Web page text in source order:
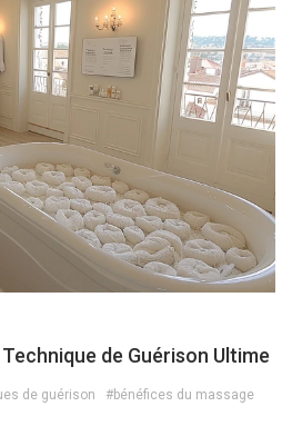
de Guérison Ultime
de guérison
#bénéfices du massage